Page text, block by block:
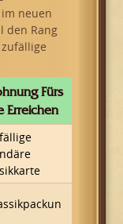
neuen
den Rang
Fürs
Erreichen